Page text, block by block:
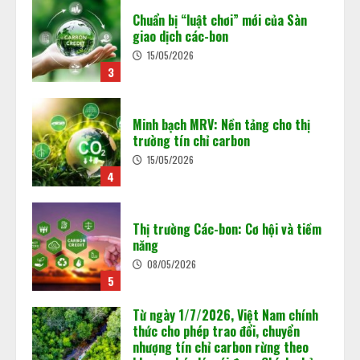
3
Chuẩn bị “luật chơi” mới của Sàn
giao dịch các-bon
15/05/2026
4
Minh bạch MRV: Nền tảng cho thị
trường tín chỉ carbon
15/05/2026
5
Thị trường Các-bon: Cơ hội và tiềm
năng
08/05/2026
Từ ngày 1/7/2026, Việt Nam chính
thức cho phép trao đổi, chuyển
nhượng tín chỉ carbon rừng theo
3
02/06/2026
4
18/05/2026
5
Việt Nam
18/05/2026
1
kinh tế xanh
29/06/2026